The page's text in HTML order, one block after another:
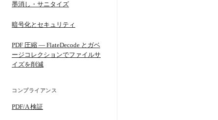
墨消し・サニタイズ
暗号化とセキュリティ
PDF 圧縮 — FlateDecode とガベ
ージコレクションでファイルサ
イズを削減
コンプライアンス
PDF/A 検証